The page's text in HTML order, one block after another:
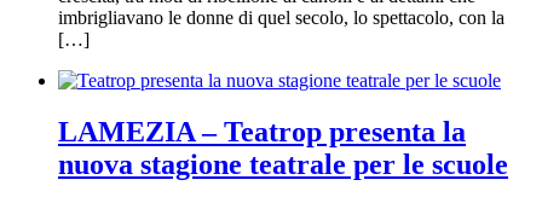
imbrigliavano le donne di quel secolo, lo spettacolo, con la
[…]
LAMEZIA – Teatrop presenta la
nuova stagione teatrale per le scuole